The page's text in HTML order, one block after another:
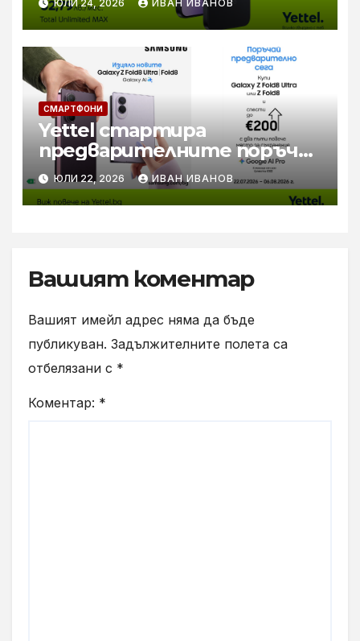
зарядно за бързо зареждане
ЮЛИ 24, 2026 ИВАН ИВАНОВ
СМАРТФОНИ
Yettel стартира
предварителните поръчки
за новите Samsung Galaxy Z
Flip8, Fold8 и Fold8 Ultra
ЮЛИ 22, 2026 ИВАН ИВАНОВ
Вашият коментар
Вашият имейл адрес няма да бъде
публикуван. Задължителните полета са
отбелязани с *
Коментар: *